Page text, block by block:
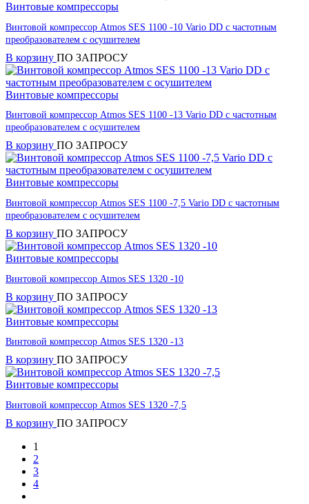
Винтовые компрессоры
Винтовой компрессор Atmos SES 1100 -10 Vario DD с частотным
преобразователем с осушителем
В корзину ПО ЗАПРОСУ
Винтовые компрессоры
Винтовой компрессор Atmos SES 1100 -13 Vario DD с частотным
преобразователем с осушителем
В корзину ПО ЗАПРОСУ
Винтовые компрессоры
Винтовой компрессор Atmos SES 1100 -7,5 Vario DD с частотным
преобразователем с осушителем
В корзину ПО ЗАПРОСУ
Винтовые компрессоры
Винтовой компрессор Atmos SES 1320 -10
В корзину ПО ЗАПРОСУ
Винтовые компрессоры
Винтовой компрессор Atmos SES 1320 -13
В корзину ПО ЗАПРОСУ
Винтовые компрессоры
Винтовой компрессор Atmos SES 1320 -7,5
В корзину ПО ЗАПРОСУ
1
2
3
4